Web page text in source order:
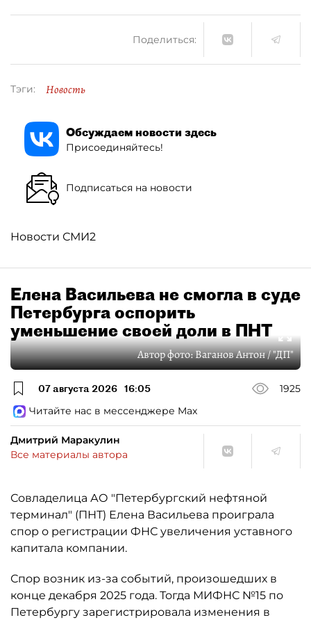
Поделиться:
Тэги: Новость
Обсуждаем новости здесь
Присоединяйтесь!
Подписаться на новости
Новости СМИ2
Елена Васильева не смогла в суде
Петербурга оспорить
уменьшение своей доли в ПНТ
Автор фото:Ваганов Антон / "ДП"
07 августа 2026 16:05
1925
Читайте нас в мессенджере Max
Дмитрий Маракулин
Все материалы автора
Совладелица АО "Петербургский нефтяной
терминал" (ПНТ) Елена Васильева проиграла
спор о регистрации ФНС увеличения уставного
капитала компании.
Спор возник из-за событий, произошедших в
конце декабря 2025 года. Тогда МИФНС №15 по
Петербургу зарегистрировала изменения в